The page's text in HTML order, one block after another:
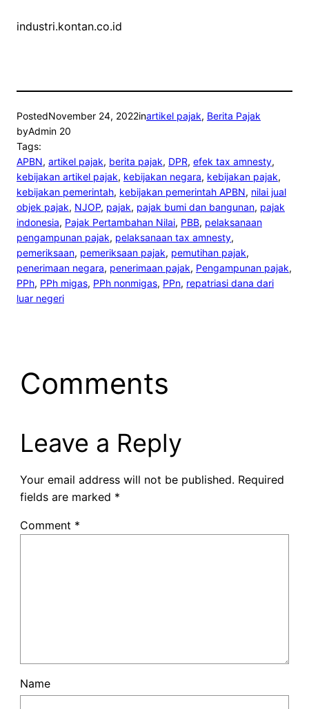
industri.kontan.co.id
PostedNovember 24, 2022inartikel pajak, Berita Pajak
byAdmin 20
Tags:
APBN, artikel pajak, berita pajak, DPR, efek tax amnesty
kebijakan artikel pajak, kebijakan negara, kebijakan pajak
kebijakan pemerintah, kebijakan pemerintah APBN, nilai jual
objek pajak, NJOP, pajak, pajak bumi dan bangunan, pajak
indonesia, Pajak Pertambahan Nilai, PBB, pelaksanaan
pengampunan pajak, pelaksanaan tax amnesty
pemeriksaan, pemeriksaan pajak, pemutihan pajak
penerimaan negara, penerimaan pajak, Pengampunan pajak
PPh, PPh migas, PPh nonmigas, PPn, repatriasi dana dari
luar negeri
Comments
Leave a Reply
Your email address will not be published. Required
fields are marked *
Comment *
Name